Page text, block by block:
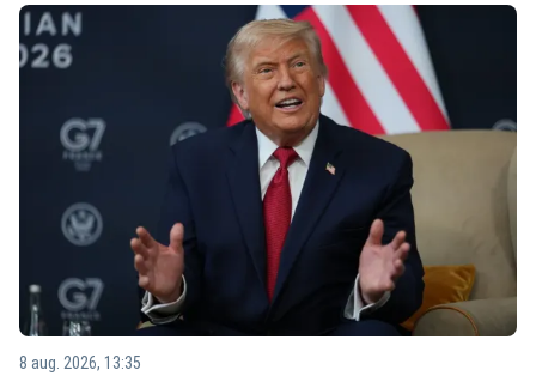
8 aug. 2026, 13:35